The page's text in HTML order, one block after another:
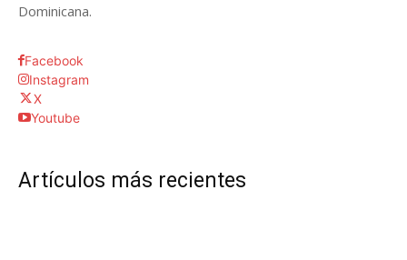
Dominicana.
Facebook
Instagram
X
Youtube
Artículos más recientes